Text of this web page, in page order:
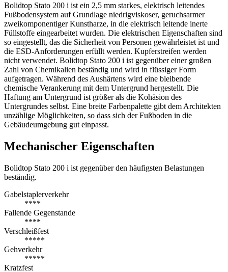
Bolidtop Stato 200 i ist ein 2,5 mm starkes, elektrisch leitendes
Fußbodensystem auf Grundlage niedrigviskoser, geruchsarmer
zweikomponentiger Kunstharze, in die elektrisch leitende inerte
Füllstoffe eingearbeitet wurden. Die elektrischen Eigenschaften sind
so eingestellt, das die Sicherheit von Personen gewährleistet ist und
die ESD-Anforderungen erfüllt werden. Kupferstreifen werden
nicht verwendet. Bolidtop Stato 200 i ist gegenüber einer großen
Zahl von Chemikalien beständig und wird in flüssiger Form
aufgetragen. Während des Aushärtens wird eine bleibende
chemische Verankerung mit dem Untergrund hergestellt. Die
Haftung am Untergrund ist größer als die Kohäsion des
Untergrundes selbst. Eine breite Farbenpalette gibt dem Architekten
unzählige Möglichkeiten, so dass sich der Fußboden in die
Gebäudeumgebung gut einpasst.
Mechanischer Eigenschaften
Bolidtop Stato 200 i ist gegenüber den häufigsten Belastungen
beständig.
Gabelstaplerverkehr
****
Fallende Gegenstande
****
Verschleißfest
*****
Gehverkehr
*****
Kratzfest